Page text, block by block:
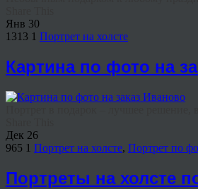
Янв 30
1313 1 Портрет на холсте
Картина по фото на
Дек 26
965 1 Портрет на холсте, Портрет по
Портреты на холсте